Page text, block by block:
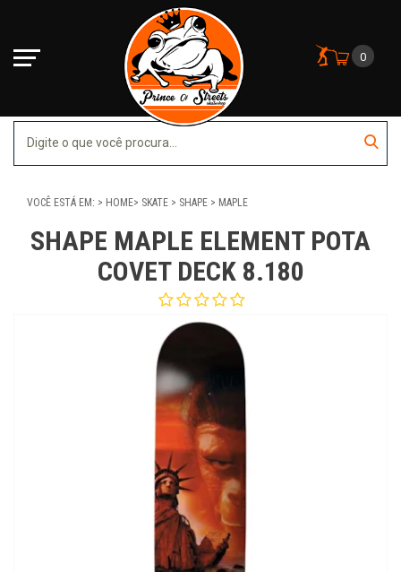
0
VOCÊ ESTÁ EM: HOME SKATE SHAPE MAPLE
SHAPE MAPLE ELEMENT POTA
COVET DECK 8.180